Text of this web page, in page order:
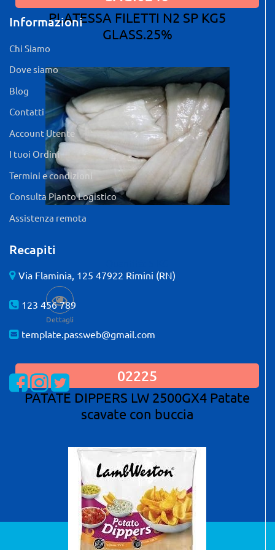
PLATESSA FILETTI N2 SP KG5
GLASS.25%
Dettagli
02225
PATATE DIPPERS LW 2500GX4 Patate
scavate con buccia
Informazioni
Chi Siamo
Dove siamo
Blog
Contatti
Account Utente
I tuoi Ordini
Termini e condizioni
Consulta Pianto Logistico
Assistenza remota
Recapiti
Via Flaminia, 125 47922 Rimini (RN)
123 456 789
template.passweb@gmail.com
Visualizza la nostra pagina Facebook
Visualizza il nostro profilo Instagram
Visualizza il nostro profilo Twitter
Powered byPassepartout